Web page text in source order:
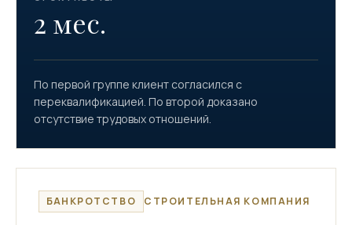
2 мес.
По первой группе клиент согласился с
переквалификацией. По второй доказано
отсутствие трудовых отношений.
БАНКРОТСТВО СТРОИТЕЛЬНАЯ КОМПАНИЯ